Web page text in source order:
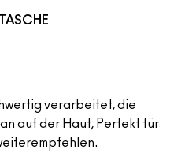
verarbeitet, die
an auf der Haut, Perfekt für